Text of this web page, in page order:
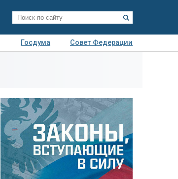
Госдума
Совет Федерации